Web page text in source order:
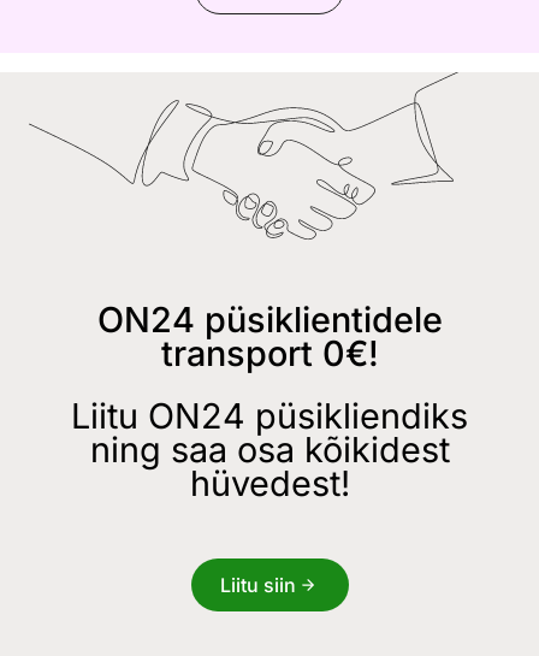
ON24 püsiklientidele
transport 0€!
Liitu ON24 püsikliendiks
ning saa osa kõikidest
hüvedest!
Liitu siin